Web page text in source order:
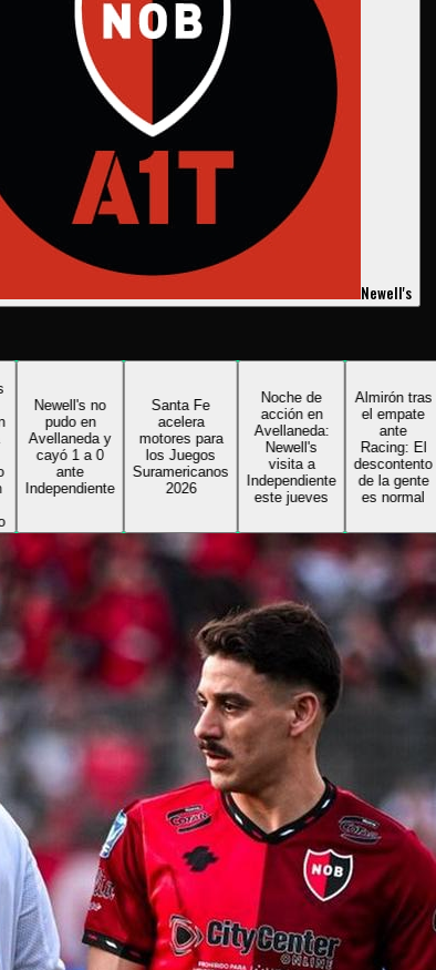
Newell's
no
en
y
1 a 0
ante
Santa Fe
motores para
los Juegos
Suramericanos
2026
Noche de
acción en
Avellaneda:
Newell's
Independiente
este jueves
Almirón tras
el empate
ante
Racing: El
descontento
de la gente
es normal